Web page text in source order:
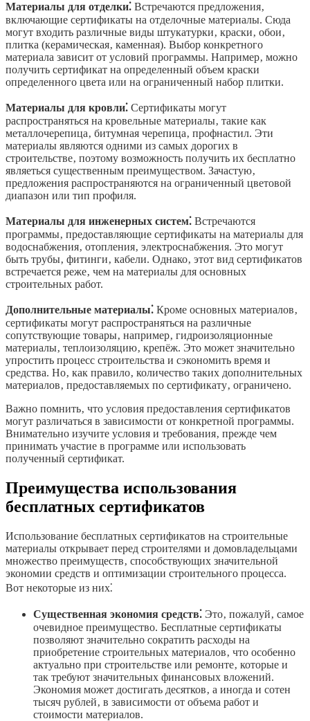
Материалы для отделки⁚ Встречаются предложения‚
включающие сертификаты на отделочные материалы. Сюда
могут входить различные виды штукатурки‚ краски‚ обои‚
плитка (керамическая‚ каменная). Выбор конкретного
материала зависит от условий программы. Например‚ можно
получить сертификат на определенный объем краски
определенного цвета или на ограниченный набор плитки.
Материалы для кровли⁚ Сертификаты могут
распространяться на кровельные материалы‚ такие как
металлочерепица‚ битумная черепица‚ профнастил. Эти
материалы являются одними из самых дорогих в
строительстве‚ поэтому возможность получить их бесплатно
являеться существенным преимуществом. Зачастую‚
предложения распространяются на ограниченный цветовой
диапазон или тип профиля.
Материалы для инженерных систем⁚ Встречаются
программы‚ предоставляющие сертификаты на материалы для
водоснабжения‚ отопления‚ электроснабжения. Это могут
быть трубы‚ фитинги‚ кабели. Однако‚ этот вид сертификатов
встречается реже‚ чем на материалы для основных
строительных работ.
Дополнительные материалы⁚ Кроме основных материалов‚
сертификаты могут распространяться на различные
сопутствующие товары‚ например‚ гидроизоляционные
материалы‚ теплоизоляцию‚ крепёж. Это может значительно
упростить процесс строительства и сэкономить время и
средства. Но‚ как правило‚ количество таких дополнительных
материалов‚ предоставляемых по сертификату‚ ограничено.
Важно помнить‚ что условия предоставления сертификатов
могут различаться в зависимости от конкретной программы.
Внимательно изучите условия и требования‚ прежде чем
принимать участие в программе или использовать
полученный сертификат.
Преимущества использования
бесплатных сертификатов
Использование бесплатных сертификатов на строительные
материалы открывает перед строителями и домовладельцами
множество преимуществ‚ способствующих значительной
экономии средств и оптимизации строительного процесса.
Вот некоторые из них⁚
Существенная экономия средств⁚ Это‚ пожалуй‚ самое
очевидное преимущество. Бесплатные сертификаты
позволяют значительно сократить расходы на
приобретение строительных материалов‚ что особенно
актуально при строительстве или ремонте‚ которые и
так требуют значительных финансовых вложений.
Экономия может достигать десятков‚ а иногда и сотен
тысяч рублей‚ в зависимости от объема работ и
стоимости материалов.